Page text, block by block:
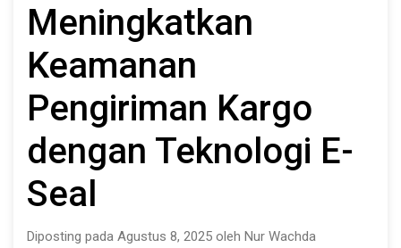
Meningkatkan
Keamanan
Pengiriman Kargo
dengan Teknologi E-
Seal
Diposting pada Agustus 8, 2025 oleh Nur Wachda